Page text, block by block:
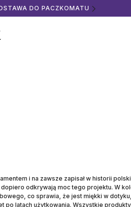
DO PACZKOMATU
i na zawsze zapisał w historii
odkrywają moc tego projektu. W
co sprawia, że jest miękki w
latach użytkowania. Wszystkie